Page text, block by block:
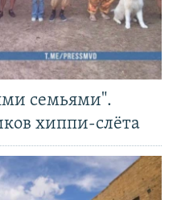
семьями".
хиппи-слёта